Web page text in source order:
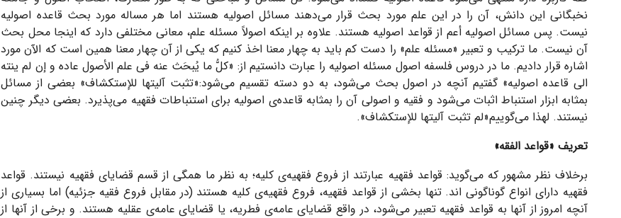
نخبگانی این دانش، آن را در این علم مورد بحث قرار می‌دهند مسائل اصولیه هستند اما هر مساله مورد بحث قاعده اصولیه
نیست. پس مسائل اصولیه أعم از قواعد اصولیه هستند. علاوه بر اینکه اصولاً مسئله علم، معانی مختلفی دارد که اینجا محل بحث
آن نیست. ما ترکیب و تعبیر «مسئله علم» را دست کم باید به چهار معنا اخذ کنیم که یکی از آن چهار معنا همین است که الآن مورد
اشاره قرار دادیم. ما در دروس فلسفه اصول مسئله اصولیه را عبارت دانستیم از: «کلُّ ما یُبحَث عنه فی علم الأصول عاده و إن لم ینته
الی قاعده اصولیه» گفتیم آنچه در اصول بحث می‌شود، به دو دسته تقسیم می‌شود:«تثبت آلیتها للإستکشاف» بعضی از مسائل
بمثابه ابزار استنباط اثبات می‌شود و فقیه و اصولی آن را بمثابه قاعده‌ی اصولیه برای استنباطات فقهیه می‌پذیرد. بعضی دیگر چنین
نیستند. لهذا می‌گوییم«لم تثبت آلیتها للإستکشاف».
تعریف «قواعد الفقه»
برخلاف نظر مشهور که می‌گوید: قواعد فقهیه عبارتند از فروع فقهیه‌ی کلیه؛ به نظر ما همگی از قسم قضایای فقهیه نیستند. قواعد
فقهیه دارای انواع گوناگونی اند. تنها بخشی از قواعد فقهیه، فروع فقهیه‌ی کلیه هستند (در مقابل فروع فقیه جزئیه) اما بسیاری از
آنچه امروز از آنها به قواعد فقهیه تعبیر می‌شود، در واقع قضایای عامه‌ی فطریه، یا قضایای عامه‌ی عقلیه هستند. و برخی از آنها از